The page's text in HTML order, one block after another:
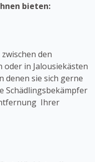
bieten:
den
in Jalousiekästen
denen sie sich gerne
Schädlingsbekämpfer
Ihrer